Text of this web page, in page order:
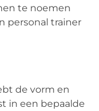
te noemen
personal trainer
de vorm en
in een bepaalde